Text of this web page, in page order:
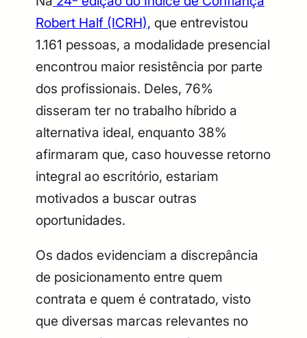
Robert Half (ICRH), que entrevistou
1.161 pessoas, a modalidade presencial
encontrou maior resistência por parte
dos profissionais. Deles, 76%
disseram ter no trabalho híbrido a
alternativa ideal, enquanto 38%
afirmaram que, caso houvesse retorno
integral ao escritório, estariam
motivados a buscar outras
oportunidades.
Os dados evidenciam a discrepância
de posicionamento entre quem
contrata e quem é contratado, visto
que diversas marcas relevantes no